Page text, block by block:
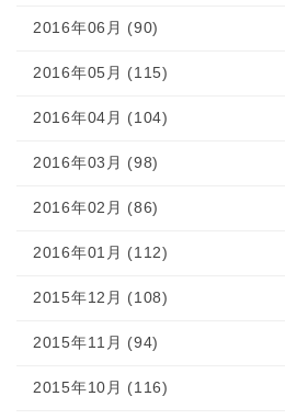
2016年06月 (90)
2016年05月 (115)
2016年04月 (104)
2016年03月 (98)
2016年02月 (86)
2016年01月 (112)
2015年12月 (108)
2015年11月 (94)
2015年10月 (116)